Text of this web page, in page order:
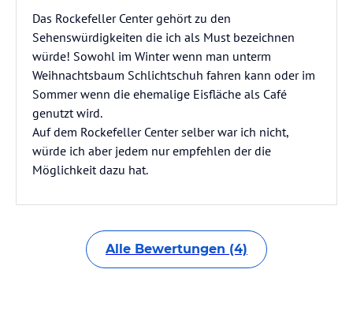
Das Rockefeller Center gehört zu den
Sehenswürdigkeiten die ich als Must bezeichnen
würde! Sowohl im Winter wenn man unterm
Weihnachtsbaum Schlichtschuh fahren kann oder im
Sommer wenn die ehemalige Eisfläche als Café
genutzt wird.
Auf dem Rockefeller Center selber war ich nicht,
würde ich aber jedem nur empfehlen der die
Möglichkeit dazu hat.
Alle Bewertungen (4)